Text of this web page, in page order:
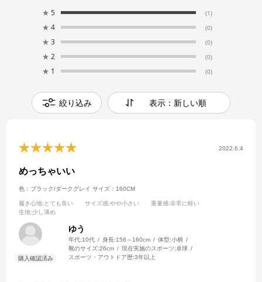
★ 5 (1)
★ 4 (0)
★ 3 (0)
★ 2 (0)
★ 1 (0)
絞り込み 表示：新しい順
2022.6.4
めっちゃいい
色：ブラック/ダークグレイ サイズ：160CM
履き心地:とても良い サイズ感:やや小さい 重量感:非常に軽い
生地:少し薄め
ゆう
年代:10代 身長:156～160cm 体型:小柄
靴のサイズ:26cm 現在実施のスポーツ:卓球
スポーツ・アウトドア歴:3年以上